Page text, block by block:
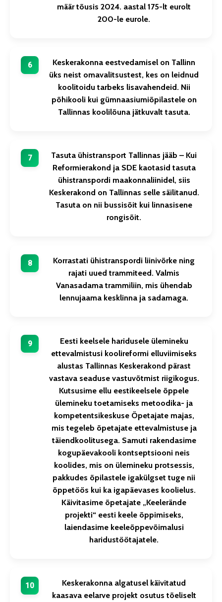
määr tõusis 2024. aastal 175-lt eurolt
200-le eurole.
Keskerakonna eestvedamisel on Tallinn
üks neist omavalitsustest, kes on leidnud
koolitoidu tarbeks lisavahendeid. Nii
põhikooli kui gümnaasiumiõpilastele on
Tallinnas koolilõuna jätkuvalt tasuta.
Tasuta ühistransport Tallinnas jääb – Kui
Reformierakond ja SDE kaotasid tasuta
ühistranspordi maakonnaliinidel, siis
Keskerakond on Tallinnas selle säilitanud.
Tasuta on nii bussisõit kui linnasisene
rongisõit.
Korrastati ühistranspordi liinivõrke ning
rajati uued trammiteed. Valmis
Vanasadama trammiliin, mis ühendab
lennujaama kesklinna ja sadamaga.
Eesti keelsele haridusele ülemineku
ettevalmistusi koolireformi elluviimiseks
alustas Tallinnas Keskerakond pärast
vastava seaduse vastuvõtmist riigikogus.
Kutsusime ellu eestikeelsele õppele
ülemineku toetamiseks metoodika- ja
kompetentsikeskuse Õpetajate majas,
mis tegeleb õpetajate ettevalmistuse ja
täiendkoolitusega. Samuti rakendasime
kogupäevakooli kontseptsiooni neis
koolides, mis on ülemineku protsessis,
pakkudes õpilastele igakülgset tuge nii
õppetöös kui ka igapäevases koolielus.
Käivitasime õpetajate „Keelerände
projekti“ eesti keele õppimiseks,
laiendasime keeleõppevõimalusi
haridustöötajatele.
Keskerakonna algatusel käivitatud
kaasava eelarve projekt osutus tõeliselt